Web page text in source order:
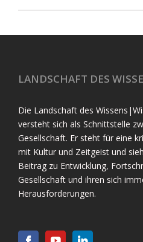
LANDSCHAFT DES
Die Landschaft des
versteht sich als Schnittstelle
Gesellschaft. Er steht für eine
mit Kultur und Zeitgeist und
Beitrag zu Entwicklung,
Gesellschaft und ihren sich
Herausforderungen.